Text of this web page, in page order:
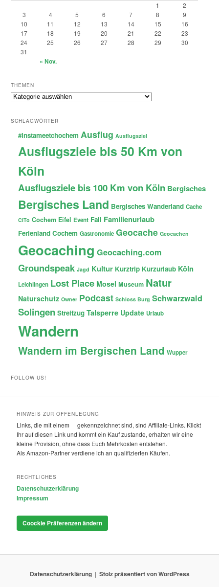
1
2
3
4 5 6 7 8
9
10
11 12 13 14 15
16
17
18 19 20 21 22
23
24
25 26 27 28 29
30
31
« Nov.
THEMEN
Themen
SCHLAGWÖRTER
#instameetchochem Ausflug Ausflugsziel
Ausflugsziele bis 50 Km von
Köln
Ausflugsziele bis 100 Km von Köln Bergisches
Bergisches Land Bergisches Wanderland Cache
CiTo Cochem Eifel Event Fail Familienurlaub
Ferienland Cochem Gastronomie Geocache Geocachen
Geocaching Geocaching.com
Groundspeak Jagd Kultur Kurztrip Kurzurlaub Köln
Leichlingen Lost Place Mosel Museum Natur
Naturschutz Owner Podcast Schloss Burg Schwarzwald
Solingen Streifzug Talsperre Update Urlaub
Wandern
Wandern im Bergischen Land Wupper
FOLLOW US!
HINWEIS ZUR OFFENLEGUNG
Links, die mit einem
gekennzeichnet sind, sind Affiliate-Links. Klickt
Ihr auf diesen Link und kommt ein Kauf zustande, erhalten wir eine
kleine Provision, ohne dass Euch Mehrkosten entstehen.
Als Amazon-Partner verdiene ich an qualifizierten Käufen.
RECHTLICHES
Datenschutzerklärung
Impressum
Coockie Präferenzen ändern
Datenschutzerklärung Stolz präsentiert von WordPress